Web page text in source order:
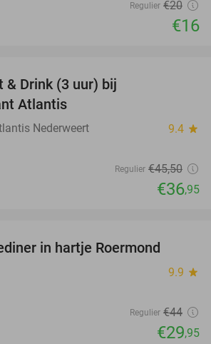
Regulier €20
€16
& Drink (3 uur) bij
Atlantis
Nederweert 9.4 star
Regulier €45,50
€36,95
in hartje Roermond
9.9 star
Regulier €44
€29,95